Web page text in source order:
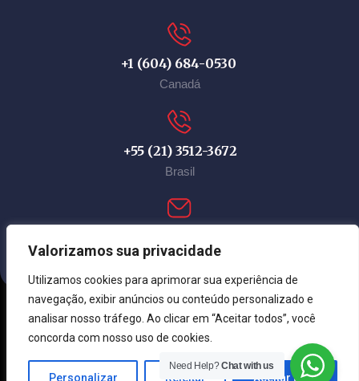
Valorizamos sua privacidade
Utilizamos cookies para aprimorar sua experiência de
navegação, exibir anúncios ou conteúdo personalizado e
analisar nosso tráfego. Ao clicar em “Aceitar todos”, você
concorda com nosso uso de cookies.
Personalizar Rejeitar Aceitar tudo
+1 (604) 684-0530
Canadá
+55 (21) 3512-3672
Brasil
© Immi Canada 2026. Todos os direitos reservados.
Need Help?Chat with us